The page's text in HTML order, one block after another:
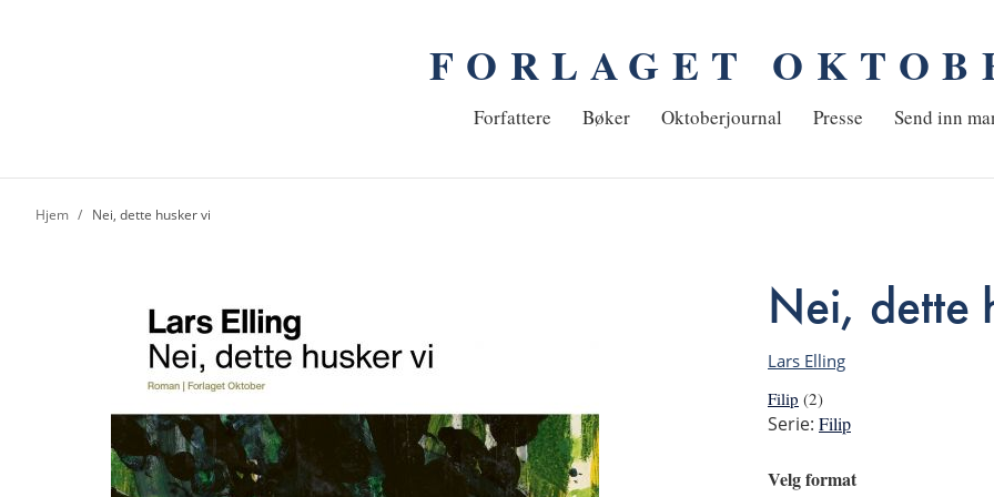
FORLAGET
Hjem
Forfattere Bøker Oktoberjournal Presse Send inn
Hjem Nei, dette husker vi
Nei, dette
Lars Elling
Filip (2)
Serie: Filip
Velg format